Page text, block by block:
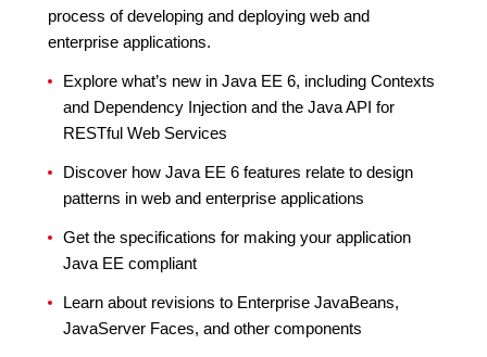
process of developing and deploying web and
enterprise applications.
Explore what’s new in Java EE 6, including Contexts
and Dependency Injection and the Java API for
RESTful Web Services
Discover how Java EE 6 features relate to design
patterns in web and enterprise applications
Get the specifications for making your application
Java EE compliant
Learn about revisions to Enterprise JavaBeans,
JavaServer Faces, and other components